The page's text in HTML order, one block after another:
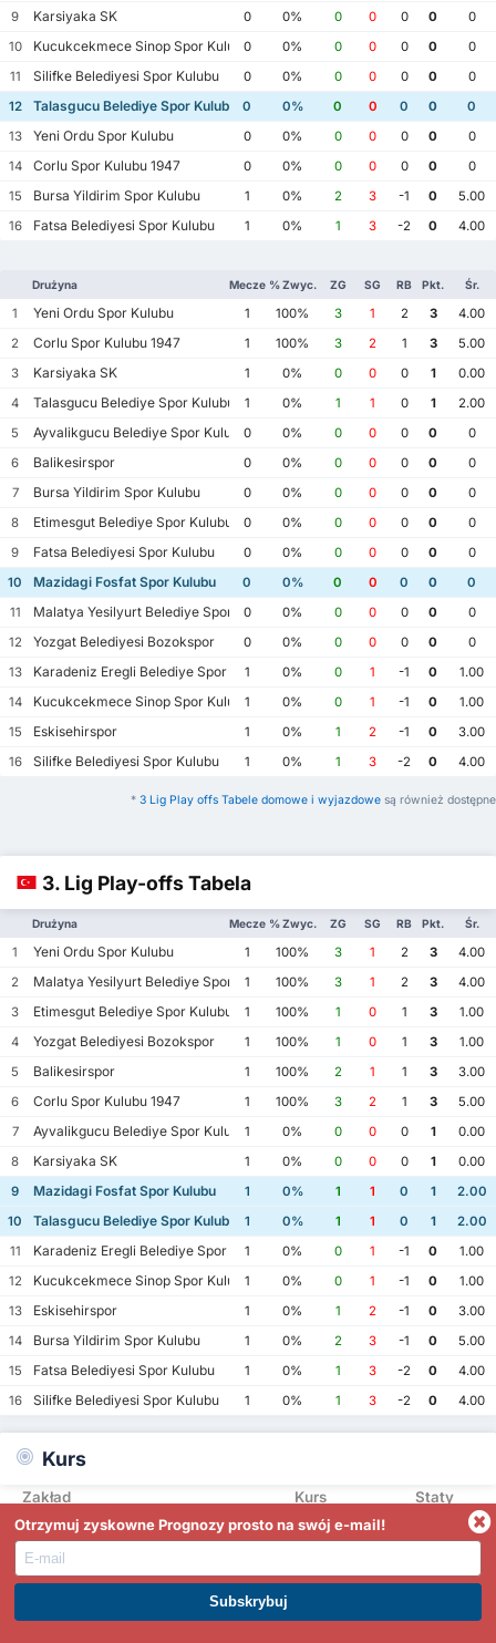
9
Karsiyaka SK 0 0% 0 0 0 0
0
10
Kucukcekmece Sinop Spor Kulubu
0 0% 0 0 0 0
0
11
Silifke Belediyesi Spor Kulubu 0 0% 0 0 0 0
0
12
Talasgucu Belediye Spor Kulubu 0 0% 0 0 0 0
0
13
Yeni Ordu Spor Kulubu 0 0% 0 0 0 0
0
14
Corlu Spor Kulubu 1947 0 0% 0 0 0 0
0
15
Bursa Yildirim Spor Kulubu 1 0% 2 3 -1 0
5.00
16
Fatsa Belediyesi Spor Kulubu 1 0% 1 3 -2 0 4.00
Drużyna Mecze % Zwyc. ZG SG RB Pkt. Śr.
1 Yeni Ordu Spor Kulubu 1 100% 3 1 2 3
4.00
2
Corlu Spor Kulubu 1947 1 100% 3 2 1 3
5.00
3
Karsiyaka SK 1 0% 0 0 0 1
0.00
4
Talasgucu Belediye Spor Kulubu 1 0% 1 1 0 1
2.00
5
Ayvalikgucu Belediye Spor Kulubu0 0% 0 0 0 0
0
6
Balikesirspor 0 0% 0 0 0 0
0
7
Bursa Yildirim Spor Kulubu 0 0% 0 0 0 0
0
8
Etimesgut Belediye Spor Kulubu 0 0% 0 0 0 0
0
9
Fatsa Belediyesi Spor Kulubu 0 0% 0 0 0 0
0
10
Mazidagi Fosfat Spor Kulubu 0 0% 0 0 0 0
0
11
Malatya Yesilyurt Belediye Spor Kulubu
0 0% 0 0 0 0
0
12
Yozgat Belediyesi Bozokspor 0 0% 0 0 0 0
0
13
Karadeniz Eregli Belediye Spor Kulubu
1 0% 0 1 -1 0
1.00
14
Kucukcekmece Sinop Spor Kulubu1 0% 0 1 -1 0
1.00
15
Eskisehirspor 1 0% 1 2 -1 0
3.00
16
Silifke Belediyesi Spor Kulubu 1 0% 1 3 -2 0 4.00
* 3 Lig Play offs Tabele domowe i wyjazdowe są również dostępne
3. Lig Play-offs Tabela
Drużyna Mecze % Zwyc. ZG SG RB Pkt. Śr.
1 Yeni Ordu Spor Kulubu 1 100% 3 1 2 3
4.00
2
Malatya Yesilyurt Belediye Spor Kulubu
1 100% 3 1 2 3
4.00
3
Etimesgut Belediye Spor Kulubu 1 100% 1 0 1 3
1.00
4
Yozgat Belediyesi Bozokspor 1 100% 1 0 1 3
1.00
5
Balikesirspor 1 100% 2 1 1 3
3.00
6
Corlu Spor Kulubu 1947 1 100% 3 2 1 3
5.00
7
Ayvalikgucu Belediye Spor Kulubu1 0% 0 0 0 1
0.00
8
Karsiyaka SK 1 0% 0 0 0 1
0.00
9
Mazidagi Fosfat Spor Kulubu 1 0% 1 1 0 1
2.00
10
Talasgucu Belediye Spor Kulubu 1 0% 1 1 0 1
2.00
11
Karadeniz Eregli Belediye Spor Kulubu
1 0% 0 1 -1 0
1.00
12
Kucukcekmece Sinop Spor Kulubu1 0% 0 1 -1 0
1.00
13
Eskisehirspor 1 0% 1 2 -1 0
3.00
14
Bursa Yildirim Spor Kulubu 1 0% 2 3 -1 0
5.00
15
Fatsa Belediyesi Spor Kulubu 1 0% 1 3 -2 0
4.00
16
Silifke Belediyesi Spor Kulubu 1 0% 1 3 -2 0 4.00
Kurs
Zakład Kurs Staty
Talasgucu Belediye Spor Kulubu
Zwycięstwo
2.37
Mazidagi Fosfat Spor Kulubu
Zwycięstwo
Powyżej 0.5 - 0
DOŁĄCZ DO PREMIUM. ZARABIAJ JUŻ DZIŚ
Otrzymuj zyskowne Prognozy prosto na swój e-mail!